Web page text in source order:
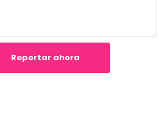
Reportar ahora